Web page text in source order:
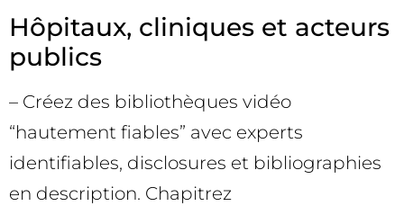
Hôpitaux, cliniques et acteurs
publics
– Créez des bibliothèques vidéo
“hautement fiables” avec experts
identifiables, disclosures et bibliographies
en description. Chapitrez